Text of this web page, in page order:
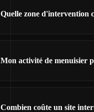
Quelle zone d'intervention
Mon activité de menuisier
Combien coûte un site